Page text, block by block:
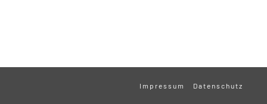
Impressum Datenschutz